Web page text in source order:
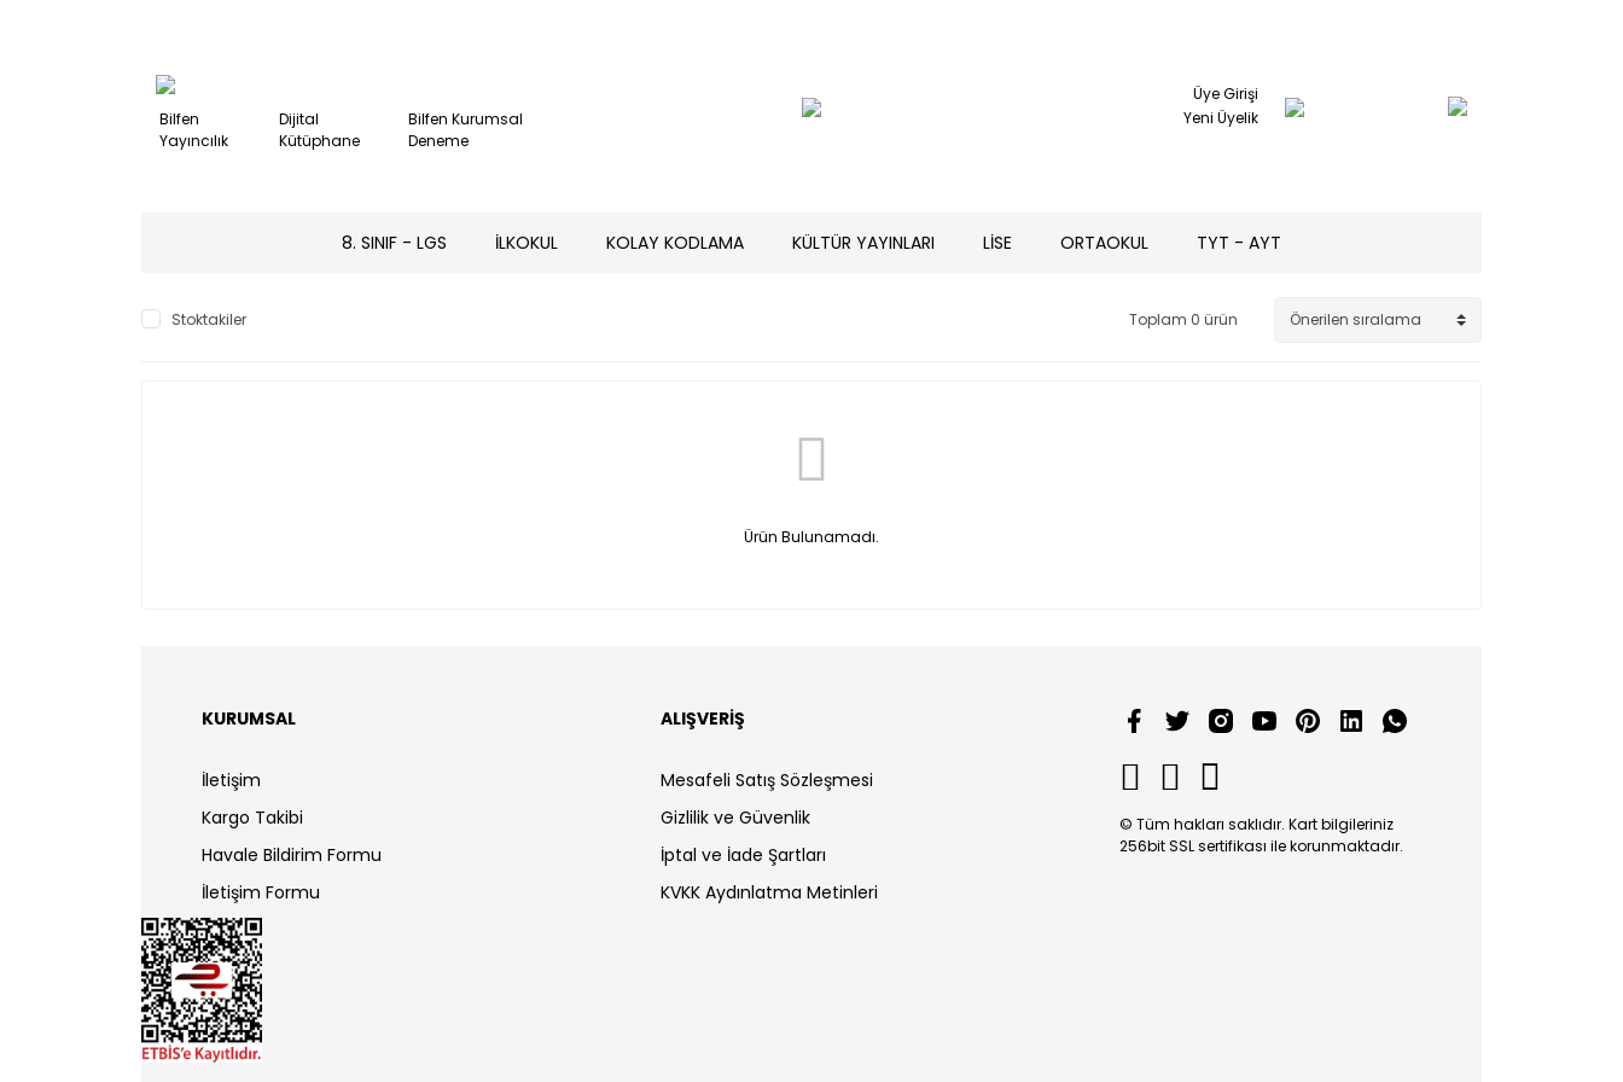
Bilfen
Yayıncılık
Dijital
Kütüphane
Bilfen Kurumsal
Deneme
Üye Girişi
Yeni Üyelik
8. SINIF - LGS İLKOKUL KOLAY KODLAMA KÜLTÜR YAYINLARI LİSE ORTAOKUL TYT - AYT
Stoktakiler Toplam 0 ürün
Ürün Bulunamadı.
KURUMSAL
İletişim
Kargo Takibi
Havale Bildirim Formu
İletişim Formu
ALIŞVERİŞ
Mesafeli Satış Sözleşmesi
Gizlilik ve Güvenlik
İptal ve İade Şartları
KVKK Aydınlatma Metinleri
© Tüm hakları saklıdır. Kart bilgileriniz
256bit SSL sertifikası ile korunmaktadır.